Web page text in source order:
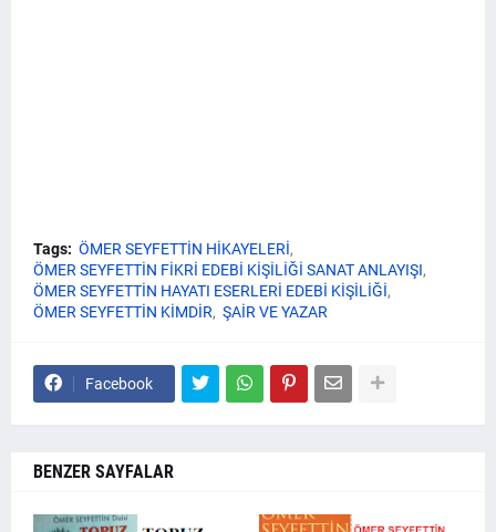
Tags: ÖMER SEYFETTİN HİKAYELERİ
ÖMER SEYFETTİN FİKRİ EDEBİ KİŞİLİĞİ SANAT ANLAYIŞI
ÖMER SEYFETTİN HAYATI ESERLERİ EDEBİ KİŞİLİĞİ
ÖMER SEYFETTİN KİMDİR
ŞAİR VE YAZAR
Facebook
BENZER SAYFALAR